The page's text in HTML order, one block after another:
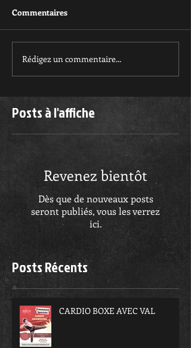
Commentaires
Rédigez un commentaire...
Posts à l'affiche
Revenez bientôt
Dès que de nouveaux posts
seront publiés, vous les verrez
ici.
Posts Récents
CARDIO BOXE AVEC VAL